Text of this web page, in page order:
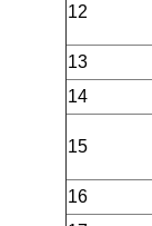
12
13
14
15
16